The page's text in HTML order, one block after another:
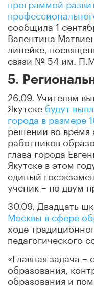
сообщила 1
Валентина
линейке,
связи № 54 им.
5.
26.09. Учителям
Якутске будут
города в размере
решении во время
работников
глава города
Якутске в этом
единый
ученик – по двум
30.09. Двадцать
Москвы в сфере
ходе
педагогического
«Главная задача –
образования,
образования и